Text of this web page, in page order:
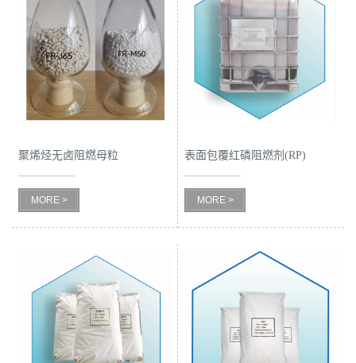
方
式
在
聚烯烃无卤阻燃母粒
MORE >
表面包覆红磷阻燃剂(RP)
MORE >